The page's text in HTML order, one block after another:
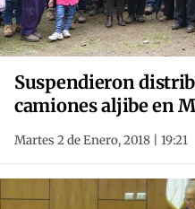
Suspendieron
camiones aljibe en
Martes 2 de Enero, 2018 | 19:21